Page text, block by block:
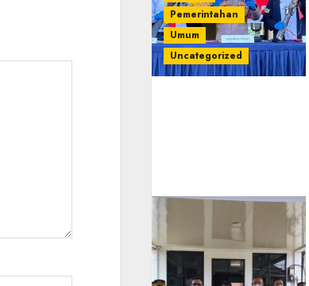
Pemerintahan
Umum
Uncategorized